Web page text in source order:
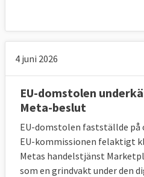
4 juni 2026
EU-domstolen
Meta-beslut
EU-domstolen fastställde på
EU-kommissionen felaktigt
Metas handelstjänst
som en grindvakt under den